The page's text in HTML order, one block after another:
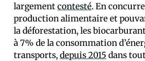
largementcontesté. En
production alimentaire et
la déforestation, les
à 7% de la consommation
transports,depuis 2015 dans